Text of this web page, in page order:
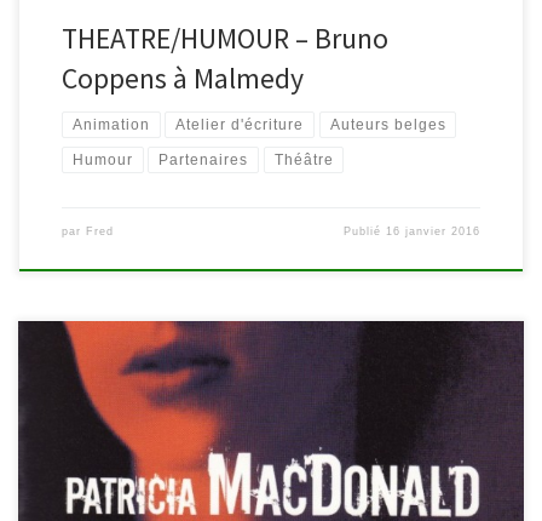
THEATRE/HUMOUR – Bruno
Coppens à Malmedy
Animation Atelier d'écriture Auteurs belges
Humour Partenaires Théâtre
par Fred Publié 16 janvier 2016
Thriller, jeunesse et terroir sont les ingrédients principaux de la
cuvée 2015 des romans les plus lus (empruntés) à Waimes et
Malmedy. 1. « Angor » de Franck Thilliez D’où vient ce cauchemar
qui la hante depuis sa greffe de cœur ? Camille, gendarme à